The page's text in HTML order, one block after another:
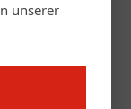
unserer13:21 Uhr
Ihres